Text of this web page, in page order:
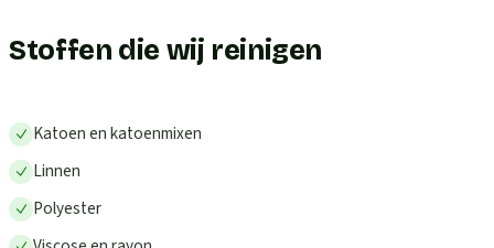
Stoffen die wij reinigen
Katoen en katoenmixen
Linnen
Polyester